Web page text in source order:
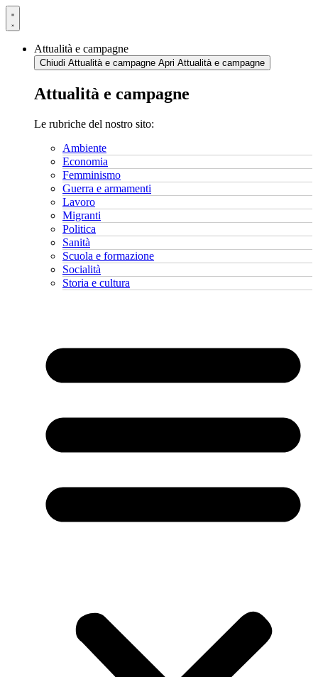
Vai
al
Attualità e campagne
Chiudi Attualità e campagne Apri Attualità e campagne
Attualità e campagne
Le rubriche del nostro sito:
Ambiente
Economia
Femminismo
Guerra e armamenti
Lavoro
Migranti
Politica
Sanità
Scuola e formazione
Socialità
Storia e cultura